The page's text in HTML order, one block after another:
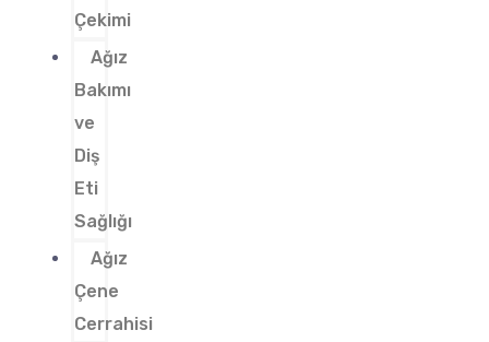
Çekimi
Ağız
Bakımı
ve
Diş
Eti
Sağlığı
Ağız
Çene
Cerrahisi